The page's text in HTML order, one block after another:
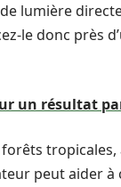
lumière
le donc près
un résultat
tropicales,
peut aider à